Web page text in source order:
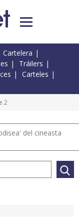
Cartelera
Tráilers
Carteles
2
del cineasta